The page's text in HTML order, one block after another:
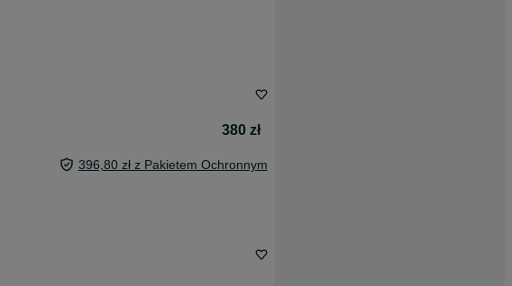
380 zł
396,80 zł z Pakietem Ochronnym